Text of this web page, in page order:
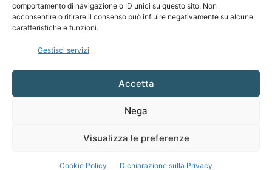
comportamento di navigazione o ID unici su questo sito. Non
acconsentire o ritirare il consenso può influire negativamente su alcune
caratteristiche e funzioni.
Gestisci servizi
Accetta
Nega
Visualizza le preferenze
Cookie Policy Dichiarazione sulla Privacy
Contattaci:coelumastro@coelum.com